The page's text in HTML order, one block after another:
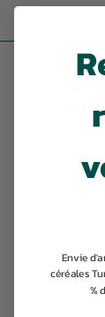
9
Envie
céréales
%